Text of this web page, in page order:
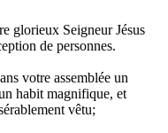
glorieux Seigneur Jésus
de personnes.
votre assemblée un
habit magnifique, et
vêtu;